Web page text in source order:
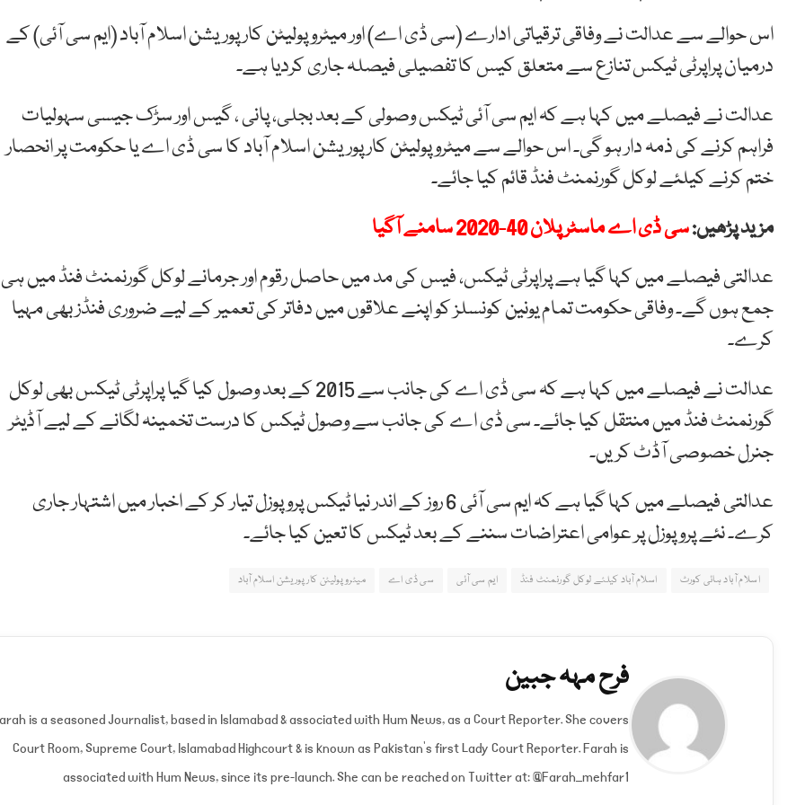
اس حوالے سے عدالت نے وفاقی ترقیاتی ادارے (سی ڈی اے) اور میٹروپولیٹن کارپوریشن اسلام آباد (ایم سی آئی) کے
درمیان پراپرٹی ٹیکس تنازع سے متعلق کیس کا تفصیلی فیصلہ جاری کردیا ہے۔
عدالت نے فیصلے میں کہا ہے کہ ایم سی آئی ٹیکس وصولی کے بعد بجلی، پانی ، گیس اور سڑک جیسی سہولیات
فراہم کرنے کی ذمہ دار ہو گی۔ اس حوالے سے میٹروپولیٹن کارپوریشن اسلام آباد کا سی ڈی اے یا حکومت پر انحصار
ختم کرنے کیلئے لوکل گورنمنٹ فنڈ قائم کیا جائے۔
مزید پڑھیں:سی ڈی اے ماسٹر پلان 40-2020 سامنے آگیا
عدالتی فیصلے میں کہا گیا ہے پراپرٹی ٹیکس، فیس کی مد میں حاصل رقوم اور جرمانے لوکل گورنمنٹ فنڈ میں ہی
جمع ہوں گے۔ وفاقی حکومت تمام یونین کونسلز کو اپنے علاقوں میں دفاتر کی تعمیر کے لیے ضروری فنڈز بھی مہیا
کرے۔
عدالت نے فیصلے میں کہا ہے کہ سی ڈی اے کی جانب سے 2015 کے بعد وصول کیا گیا پراپرٹی ٹیکس بھی لوکل
گورنمنٹ فنڈ میں منتقل کیا جائے۔ سی ڈی اے کی جانب سے وصول ٹیکس کا درست تخمینہ لگانے کے لیے آڈیٹر
جنرل خصوصی آڈٹ کریں۔
عدالتی فیصلے میں کہا گیا ہے کہ ایم سی آئی 6 روز کے اندر نیا ٹیکس پروپوزل تیار کر کے اخبار میں اشتہار جاری
کرے۔ نئے پروپوزل پر عوامی اعتراضات سننے کے بعد ٹیکس کا تعین کیا جائے۔
اسلام آباد ہائی کورٹ اسلام آباد کیلئے لوکل گورنمنٹ فنڈ ایم سی آئی سی ڈی اے میٹروپولیٹن کارپوریشن اسلام آباد
فرح مہہ جبین
is a seasoned Journalist, based in Islamabad & associated with Hum News, as a Court Reporter. She covers
Court Room, Supreme Court, Islamabad Highcourt & is known as Pakistan's first Lady Court Reporter. Farah is
associated with Hum News, since its pre-launch. She can be reached on Twitter at: @Farah_mehfar1